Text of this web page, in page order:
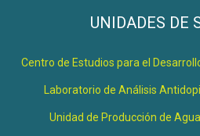
UNIDADES DE
Centro de Estudios para el
Laboratorio de Análisis
Unidad de Producción de